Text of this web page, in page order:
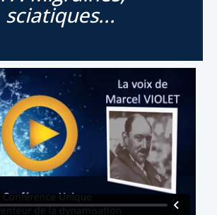
sciatiques...